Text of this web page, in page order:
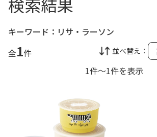
キーワード： リサ・ラーソン
全1件 並べ替え：
1件～1件を表示